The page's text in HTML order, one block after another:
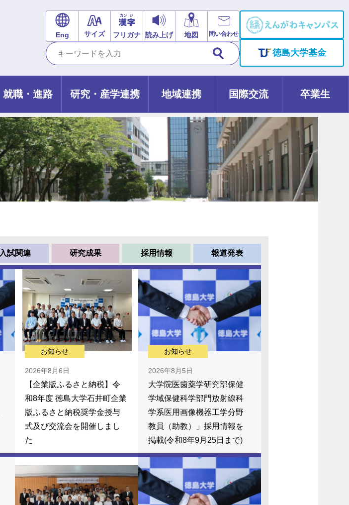
Eng サイズ フリガナ 読み上げ 地図 問い合わせ
徳島大学基金
就職・進路 研究・産学連携 地域連携 国際交流 卒業生
入試関連 研究成果 採用情報 報道発表
お知らせ
2026年8月6日
【企業版ふるさと納税】令
和8年度 徳島大学石井町企業
版ふるさと納税奨学金授与
式及び交流会を開催しまし
た
お知らせ
2026年8月5日
大学院医歯薬学研究部保健
学域保健科学部門放射線科
学系医用画像機器工学分野
教員（助教）」採用情報を
掲載(令和8年9月25日まで)